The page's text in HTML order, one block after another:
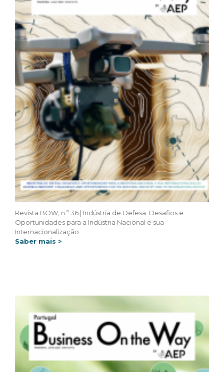
Revista BOW, n.º 36 | Indústria de Defesa: Desafios e
Oportunidades para a Indústria Nacional e sua
Internacionalização
Saber mais >